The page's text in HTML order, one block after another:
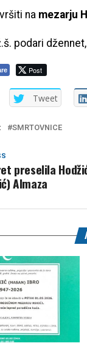
na mezarju
podari
Post
Tweet
SMRTOVNICE
preselila
Almaza